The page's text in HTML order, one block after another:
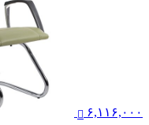
۶,۱۱۶,۰۰۰